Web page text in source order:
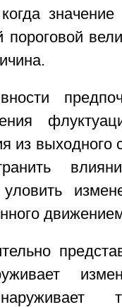
пороговой
из выходного